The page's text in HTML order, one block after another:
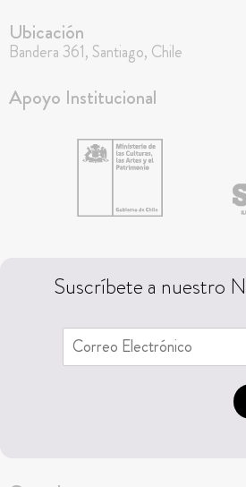
Ubicación
Bandera 361, Santiago, Chile
Apoyo Institucional
Suscríbete a nuestro